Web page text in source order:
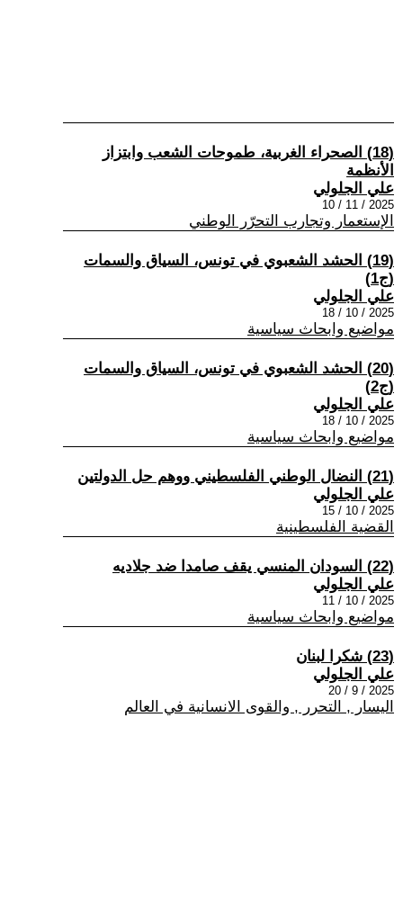
(18) الصحراء الغربية، طموحات الشعب وابتزاز
الأنظمة
علي الجلولي
2025 / 11 / 10
الإستعمار وتجارب التحرّر الوطني
(19) الحشد الشعبوي في تونس، السياق والسمات
(ج1)
علي الجلولي
2025 / 10 / 18
مواضيع وابحاث سياسية
(20) الحشد الشعبوي في تونس، السياق والسمات
(ج2)
علي الجلولي
2025 / 10 / 18
مواضيع وابحاث سياسية
(21) النضال الوطني الفلسطيني ووهم حل الدولتين
علي الجلولي
2025 / 10 / 15
القضية الفلسطينية
(22) السودان المنسي يقف صامدا ضد جلاديه
علي الجلولي
2025 / 10 / 11
مواضيع وابحاث سياسية
(23) شكرا لبنان
علي الجلولي
2025 / 9 / 20
اليسار , التحرر , والقوى الانسانية في العالم